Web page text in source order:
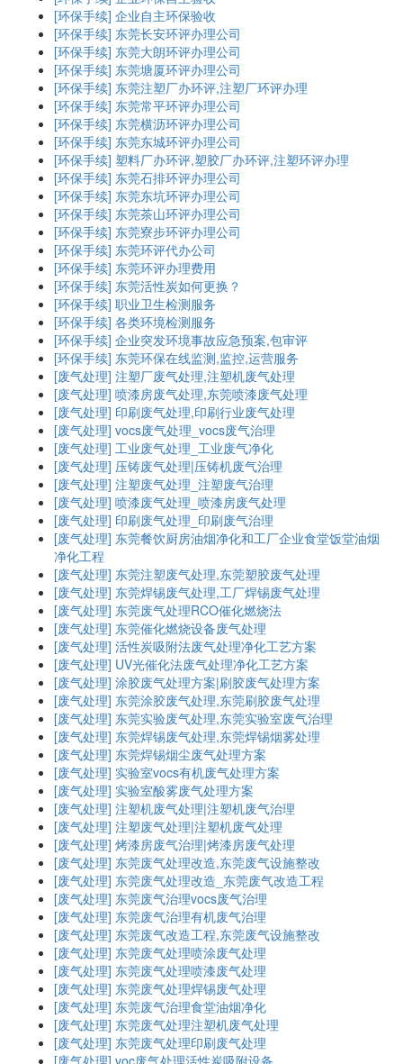
[环保手续] 企业自主环保验收
[环保手续] 东莞长安环评办理公司
[环保手续] 东莞大朗环评办理公司
[环保手续] 东莞塘厦环评办理公司
[环保手续] 东莞注塑厂办环评,注塑厂环评办理
[环保手续] 东莞常平环评办理公司
[环保手续] 东莞横沥环评办理公司
[环保手续] 东莞东城环评办理公司
[环保手续] 塑料厂办环评,塑胶厂办环评,注塑环评办理
[环保手续] 东莞石排环评办理公司
[环保手续] 东莞东坑环评办理公司
[环保手续] 东莞茶山环评办理公司
[环保手续] 东莞寮步环评办理公司
[环保手续] 东莞环评代办公司
[环保手续] 东莞环评办理费用
[环保手续] 东莞活性炭如何更换？
[环保手续] 职业卫生检测服务
[环保手续] 各类环境检测服务
[环保手续] 企业突发环境事故应急预案,包审评
[环保手续] 东莞环保在线监测,监控,运营服务
[废气处理] 注塑厂废气处理,注塑机废气处理
[废气处理] 喷漆房废气处理,东莞喷漆废气处理
[废气处理] 印刷废气处理,印刷行业废气处理
[废气处理] vocs废气处理_vocs废气治理
[废气处理] 工业废气处理_工业废气净化
[废气处理] 压铸废气处理|压铸机废气治理
[废气处理] 注塑废气处理_注塑废气治理
[废气处理] 喷漆废气处理_喷漆房废气处理
[废气处理] 印刷废气处理_印刷废气治理
[废气处理] 东莞餐饮厨房油烟净化和工厂企业食堂饭堂油烟
净化工程
[废气处理] 东莞注塑废气处理,东莞塑胶废气处理
[废气处理] 东莞焊锡废气处理,工厂焊锡废气处理
[废气处理] 东莞废气处理RCO催化燃烧法
[废气处理] 东莞催化燃烧设备废气处理
[废气处理] 活性炭吸附法废气处理净化工艺方案
[废气处理] UV光催化法废气处理净化工艺方案
[废气处理] 涂胶废气处理方案|刷胶废气处理方案
[废气处理] 东莞涂胶废气处理,东莞刷胶废气处理
[废气处理] 东莞实验废气处理,东莞实验室废气治理
[废气处理] 东莞焊锡废气处理,东莞焊锡烟雾处理
[废气处理] 东莞焊锡烟尘废气处理方案
[废气处理] 实验室vocs有机废气处理方案
[废气处理] 实验室酸雾废气处理方案
[废气处理] 注塑机废气处理|注塑机废气治理
[废气处理] 注塑废气处理|注塑机废气处理
[废气处理] 烤漆房废气治理|烤漆房废气处理
[废气处理] 东莞废气处理改造,东莞废气设施整改
[废气处理] 东莞废气处理改造_东莞废气改造工程
[废气处理] 东莞废气治理vocs废气治理
[废气处理] 东莞废气治理有机废气治理
[废气处理] 东莞废气改造工程,东莞废气设施整改
[废气处理] 东莞废气处理喷涂废气处理
[废气处理] 东莞废气处理喷漆废气处理
[废气处理] 东莞废气处理焊锡废气处理
[废气处理] 东莞废气治理食堂油烟净化
[废气处理] 东莞废气处理注塑机废气处理
[废气处理] 东莞废气处理印刷废气处理
[废气处理] voc废气处理活性炭吸附设备